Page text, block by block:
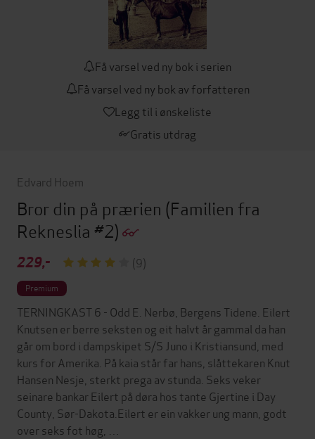
Få varsel ved ny bok i serien
Få varsel ved ny bok av forfatteren
Legg til i ønskeliste
Gratis utdrag
Edvard Hoem
Bror din på prærien (Familien fra
Rekneslia #2)
229,- (9)
Premium
TERNINGKAST 6 - Odd E. Nerbø, Bergens Tidene. Eilert
Knutsen er berre seksten og eit halvt år gammal da han
går om bord i dampskipet S/S Juno i Kristiansund, med
kurs for Amerika. På kaia står far hans, slåttekaren Knut
Hansen Nesje, sterkt prega av stunda. Seks veker
seinare bankar Eilert på døra hos tante Gjertine i Day
County, Sør-Dakota.Eilert er ein vakker ung mann, godt
over seks fot høg, …